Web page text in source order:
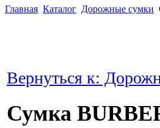
Главная Каталог Дорожные сумки
Вернуться к:
Сумка